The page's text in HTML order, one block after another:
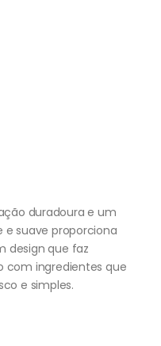
duradoura e um
suave proporciona
design que faz
com ingredientes que
e simples.